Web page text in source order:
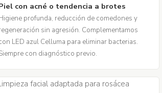
con acné o tendencia a brotes
profunda, reducción de comedones y
sin agresión. Complementamos
LED azul Celluma para eliminar bacterias.
con diagnóstico previo.